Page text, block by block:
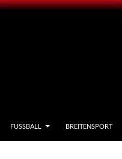
FUSSBALL BREITENSPORT